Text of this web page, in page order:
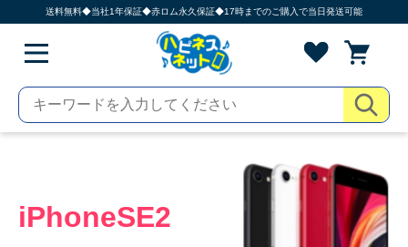
送料無料◆当社1年保証◆赤ロム永久保証◆17時までのご購入で当日発送可能
iPhoneSE2